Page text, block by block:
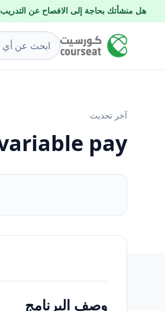
هل منشأتك بحاجة إلى الافصاح عن
آخر تحديث
pay
وصف البرنامج